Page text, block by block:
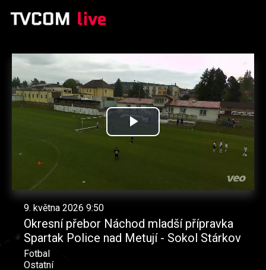
Přehrát
9. května 2026 9:50
Okresní přebor Náchod mladší přípravka
Spartak Police nad Metují - Sokol Stárkov
Fotbal
Ostatní